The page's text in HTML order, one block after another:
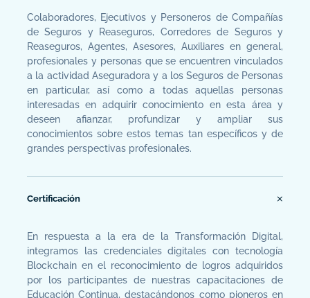
Colaboradores, Ejecutivos y Personeros de Compañías
de Seguros y Reaseguros, Corredores de Seguros y
Reaseguros, Agentes, Asesores, Auxiliares en general,
profesionales y personas que se encuentren vinculados
a la actividad Aseguradora y a los Seguros de Personas
en particular, así como a todas aquellas personas
interesadas en adquirir conocimiento en esta área y
deseen afianzar, profundizar y ampliar sus
conocimientos sobre estos temas tan específicos y de
grandes perspectivas profesionales.
Certificación
En respuesta a la era de la Transformación Digital,
integramos las credenciales digitales con tecnología
Blockchain en el reconocimiento de logros adquiridos
por los participantes de nuestras capacitaciones de
Educación Continua, destacándonos como pioneros en